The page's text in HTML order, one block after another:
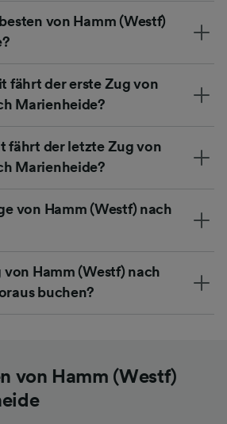
von Hamm (Westf)
fährt der erste Zug von
Marienheide?
fährt der letzte Zug von
Marienheide?
von Hamm (Westf) nach
Hamm (Westf) nach
buchen?
von Hamm (Westf)